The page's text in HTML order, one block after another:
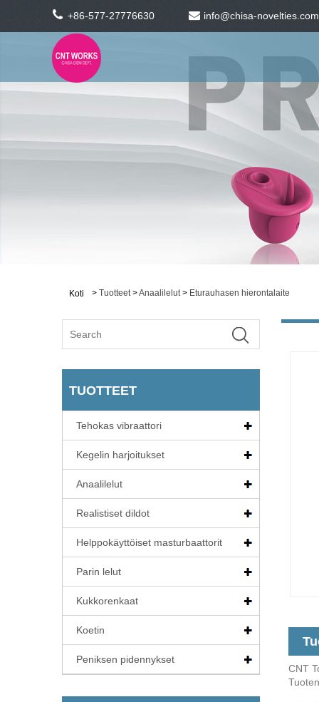
+86-577-27776630 info@chisa-novelties.com
Koti > Tuotteet>Anaalilelut> Eturauhasen hierontalaite
TUOTTEET
Tehokas vibraattori
Kegelin harjoitukset
Anaalilelut
Realistiset dildot
Helppokäyttöiset masturbaattorit
Parin lelut
Kukkorenkaat
Koetin
Peniksen pidennykset
CNT